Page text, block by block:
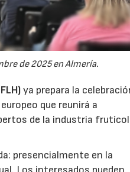
de 2025 en Almería.
ya prepara la
que reunirá a
de la industria
presencialmente en la